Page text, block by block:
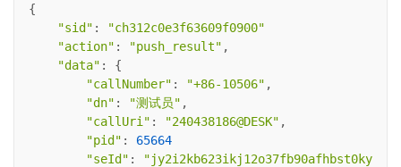
{
"sid" :
"ch312c0e3f63609f0900"
"action" : "push_result" ,
"data" : {
"callNumber" : "+86-10506" ,
"dn" : "测试员" ,
"callUri" : "240438186@DESK" ,
"pid" : 65664
"seId" : "jy2i2kb623ikj12o37fb90afhbst0kym"